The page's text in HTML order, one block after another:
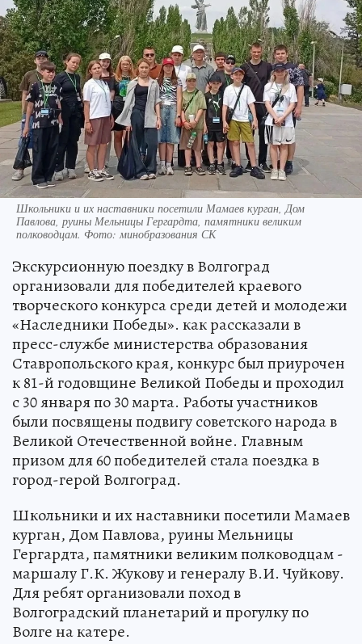
Школьники и их наставники посетили Мамаев курган, Дом
Павлова, руины Мельницы Гергардта, памятники великим
полководцам. Фото: минобразования СК
Экскурсионную поездку в Волгоград
организовали для победителей краевого
творческого конкурса среди детей и молодежи
«Наследники Победы». как рассказали в
пресс-службе министерства образования
Ставропольского края, конкурс был приурочен
к 81-й годовщине Великой Победы и проходил
с 30 января по 30 марта. Работы участников
были посвящены подвигу советского народа в
Великой Отечественной войне. Главным
призом для 60 победителей стала поездка в
город-герой Волгоград.
Школьники и их наставники посетили Мамаев
курган, Дом Павлова, руины Мельницы
Гергардта, памятники великим полководцам -
маршалу Г.К. Жукову и генералу В.И. Чуйкову.
Для ребят организовали поход в
Волгоградский планетарий и прогулку по
Волге на катере.